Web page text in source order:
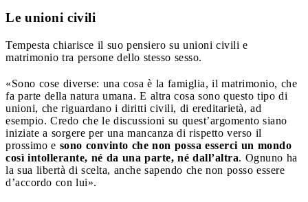
Le unioni civili
Tempesta chiarisce il suo pensiero su unioni civili e
matrimonio tra persone dello stesso sesso.
«Sono cose diverse: una cosa è la famiglia, il matrimonio, che
fa parte della natura umana. E altra cosa sono questo tipo di
unioni, che riguardano i diritti civili, di ereditarietà, ad
esempio. Credo che le discussioni su quest’argomento siano
iniziate a sorgere per una mancanza di rispetto verso il
prossimo e sono convinto che non possa esserci un mondo
così intollerante, né da una parte, né dall’altra. Ognuno ha
la sua libertà di scelta, anche sapendo che non posso essere
d’accordo con lui».